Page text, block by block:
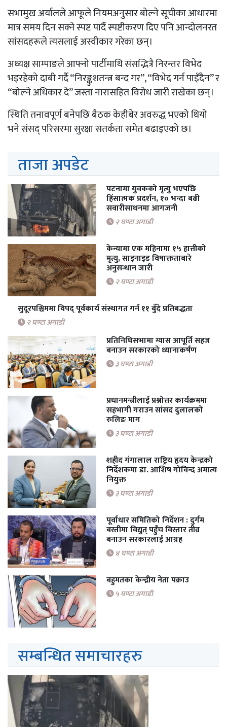
सभामुख अर्यालले आफूले नियमअनुसार बोल्ने सूचीका आधारमा
मात्र समय दिन सक्ने स्पष्ट पार्दै स्पष्टीकरण दिए पनि आन्दोलनरत
सांसदहरूले त्यसलाई अस्वीकार गरेका छन्।
अध्यक्ष साम्पाङले आफ्नो पार्टीमाथि संसद्भित्रै निरन्तर विभेद
भइरहेको दाबी गर्दै “निरङ्कुशतन्त्र बन्द गर”, “विभेद गर्न पाइँदैन” र
“बोल्ने अधिकार दे” जस्ता नारासहित विरोध जारी राखेका छन्।
स्थिति तनावपूर्ण बनेपछि बैठक केहीबेर अवरुद्ध भएको थियो
भने संसद् परिसरमा सुरक्षा सतर्कता समेत बढाइएको छ।
ताजा अपडेट
पटनामा युवकको मृत्यु भएपछि
हिंसात्मक प्रदर्शन, १० भन्दा बढी
सवारीसाधनमा आगजनी
२ घण्टा अगाडी
केन्यामा एक महिनामा १५ हात्तीको
मृत्यु, साइनाइड विषाक्तताबारे
अनुसन्धान जारी
२ घण्टा अगाडी
सुदूरपश्चिममा विपद् पूर्वकार्य संस्थागत गर्न ११ बुँदे प्रतिबद्धता
२ घण्टा अगाडी
प्रतिनिधिसभामा ग्यास आपूर्ति सहज
बनाउन सरकारको ध्यानाकर्षण
३ घण्टा अगाडी
प्रधानमन्त्रीलाई प्रश्नोत्तर कार्यक्रममा
सहभागी गराउन सांसद दुलालको
रुलिङ माग
३ घण्टा अगाडी
शहीद गंगालाल राष्ट्रिय हृदय केन्द्रको
निर्देशकमा डा. आशिष गोविन्द अमात्य
नियुक्त
३ घण्टा अगाडी
पूर्वाधार समितिको निर्देशन : दुर्गम
बस्तीमा विद्युत् पहुँच विस्तार तीव्र
बनाउन सरकारलाई आग्रह
४ घण्टा अगाडी
बहुमतका केन्द्रीय नेता पक्राउ
५ घण्टा अगाडी
सम्बन्धित समाचारहरु